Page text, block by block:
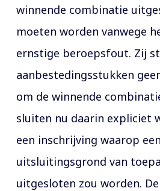
winnende combinatie
moeten worden vanwege
ernstige beroepsfout. Zij
aanbestedingsstukken
om de winnende
sluiten nu daarin expliciet
een inschrijving waarop een
uitsluitingsgrond van
uitgesloten zou worden.